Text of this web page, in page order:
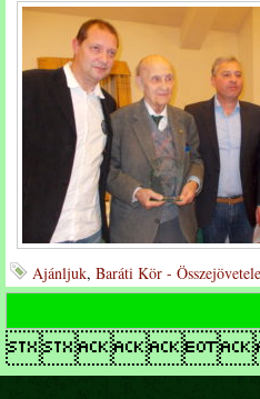
Ajánljuk, Baráti Kör -